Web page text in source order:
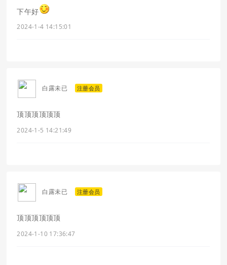
下午好
2024-1-4 14:15:01
白露未已 注册会员
顶顶顶顶顶顶
2024-1-5 14:21:49
白露未已 注册会员
顶顶顶顶顶顶
2024-1-10 17:36:47